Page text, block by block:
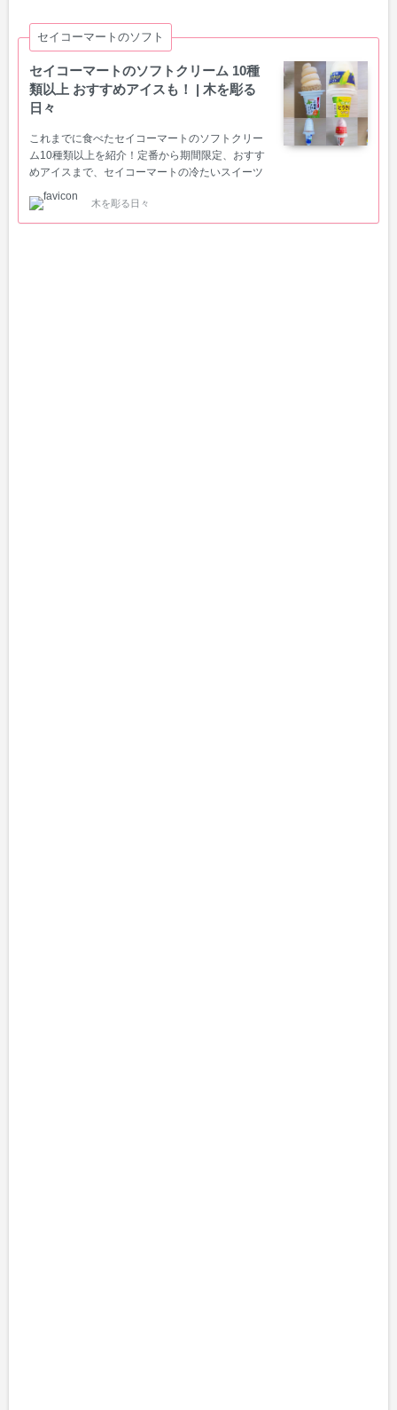
セイコーマートのソフト
セイコーマートのソフトクリーム 10種
類以上 おすすめアイスも！ | 木を彫る
日々
これまでに食べたセイコーマートのソフトクリー
ム10種類以上を紹介！定番から期間限定、おすす
めアイスまで、セイコーマートの冷たいスイーツ
ど。
木を彫る日々